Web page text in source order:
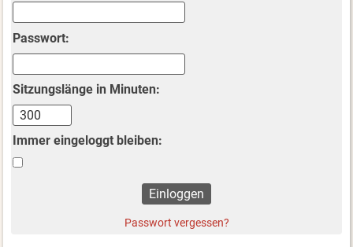
Passwort:
Sitzungslänge in Minuten:
Immer eingeloggt bleiben:
Passwort vergessen?